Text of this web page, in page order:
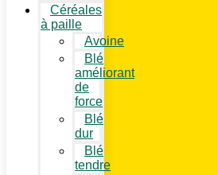
Céréales
à paille
Avoine
Blé
améliorant
de
force
Blé
dur
Blé
tendre